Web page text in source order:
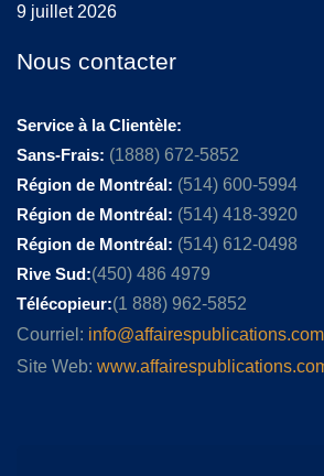
9 juillet 2026
Nous contacter
Service à la Clientèle:
Sans-Frais: (1888) 672-5852
Région de Montréal: (514) 600-5994
Région de Montréal: (514) 418-3920
Région de Montréal: (514) 612-0498
Rive Sud:(450) 486 4979
Télécopieur:(1 888) 962-5852
Courriel: info@affairespublications.com
Site Web: